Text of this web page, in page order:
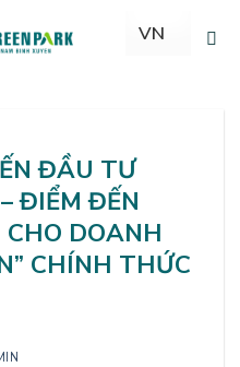
ĐẦU TƯ
ĐIỂM ĐẾN
DOANH
CHÍNH THỨC